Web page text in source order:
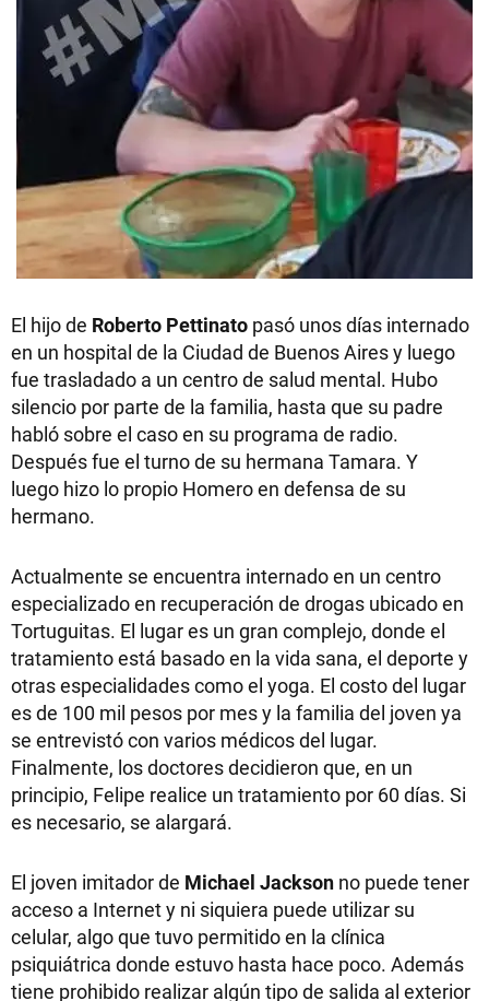
El hijo de Roberto Pettinato pasó unos días internado
en un hospital de la Ciudad de Buenos Aires y luego
fue trasladado a un centro de salud mental. Hubo
silencio por parte de la familia, hasta que su padre
habló sobre el caso en su programa de radio.
Después fue el turno de su hermana Tamara. Y
luego hizo lo propio Homero en defensa de su
hermano.
Actualmente se encuentra internado en un centro
especializado en recuperación de drogas ubicado en
Tortuguitas. El lugar es un gran complejo, donde el
tratamiento está basado en la vida sana, el deporte y
otras especialidades como el yoga. El costo del lugar
es de 100 mil pesos por mes y la familia del joven ya
se entrevistó con varios médicos del lugar.
Finalmente, los doctores decidieron que, en un
principio, Felipe realice un tratamiento por 60 días. Si
es necesario, se alargará.
El joven imitador de Michael Jackson no puede tener
acceso a Internet y ni siquiera puede utilizar su
celular, algo que tuvo permitido en la clínica
psiquiátrica donde estuvo hasta hace poco. Además
tiene prohibido realizar algún tipo de salida al exterior